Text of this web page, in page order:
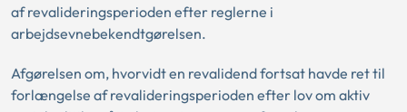
af revalideringsperioden efter reglerne i
arbejdsevnebekendtgørelsen.
Afgørelsen om, hvorvidt en revalidend fortsat havde ret til
forlængelse af revalideringsperioden efter lov om aktiv